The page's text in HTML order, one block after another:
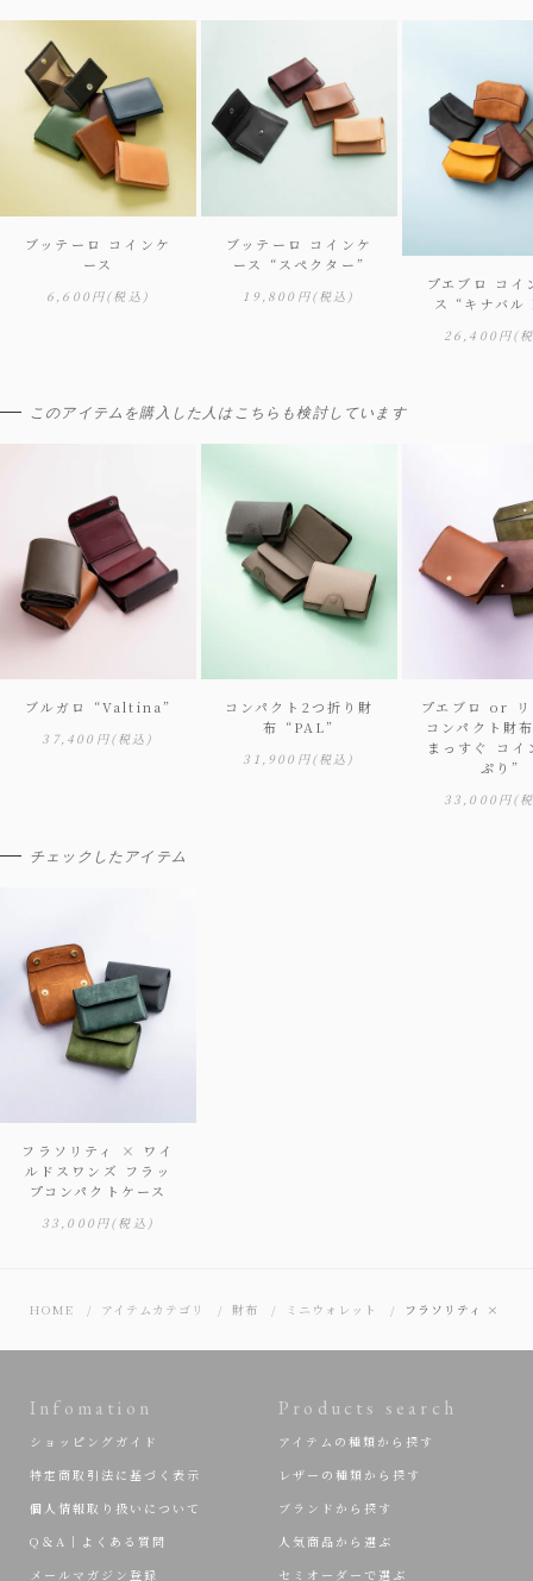
ブッテーロ コインケ
ース
6,600円(税込)
ブッテーロ コインケ
ース “スペクター”
19,800円(税込)
プエブロ コイ
ス “キナバ
26,400円(
このアイテムを購入した人はこちらも検討しています
ブルガロ “Valtina”
37,400円(税込)
コンパクト2つ折り財
布 “PAL”
31,900円(税込)
プエブロ or
コンパクト財
まっすぐ コイ
ぷり”
33,000円(
チェックしたアイテム
フラソリティ × ワイ
ルドスワンズ フラッ
プコンパクトケース
33,000円(税込)
HOME アイテムカテゴリ 財布 ミニウォレット フラソリティ × ワ
Infomation
ショッピングガイド
特定商取引法に基づく表示
個人情報取り扱いについて
Q＆A｜よくある質問
メールマガジン登録
Products search
アイテムの種類から探す
レザーの種類から探す
ブランドから探す
人気商品から選ぶ
セミオーダーで選ぶ